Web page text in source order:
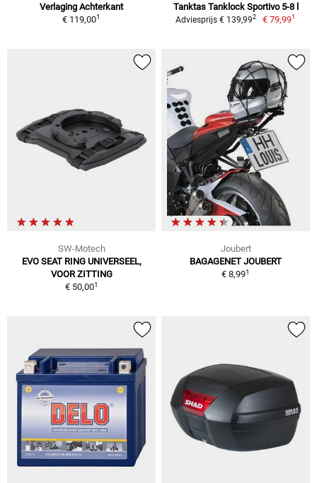
Verlaging Achterkant
€ 119,001
Tanktas Tanklock Sportivo 5-8 l
Adviesprijs € 139,992 € 79,991
SW-Motech
EVO SEAT RING UNIVERSEEL,
VOOR ZITTING
€ 50,001
Joubert
BAGAGENET JOUBERT
€ 8,991